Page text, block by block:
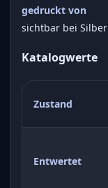
gedruckt von
sichtbar bei Silber
Katalogwerte
Zustand
Entwertet